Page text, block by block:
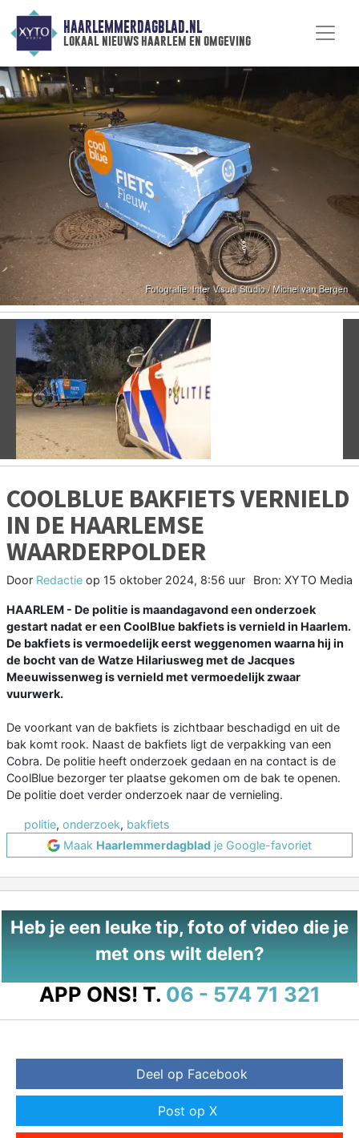
HAARLEMMERDAGBLAD.NL
lokaal nieuws haarlem en omgeving
Vorige
COOLBLUE BAKFIETS VERNIELD
IN DE HAARLEMSE
WAARDERPOLDER
Door Redactie op 15 oktober 2024, 8:56 uur Bron: XYTO Media
HAARLEM - De politie is maandagavond een onderzoek
gestart nadat er een CoolBlue bakfiets is vernield in Haarlem.
De bakfiets is vermoedelijk eerst weggenomen waarna hij in
de bocht van de Watze Hilariusweg met de Jacques
Meeuwissenweg is vernield met vermoedelijk zwaar
vuurwerk.
De voorkant van de bakfiets is zichtbaar beschadigd en uit de
bak komt rook. Naast de bakfiets ligt de verpakking van een
Cobra. De politie heeft onderzoek gedaan en na contact is de
CoolBlue bezorger ter plaatse gekomen om de bak te openen.
De politie doet verder onderzoek naar de vernieling.
politie, onderzoek, bakfiets
Maak Haarlemmerdagblad je Google-favoriet
Heb je een leuke tip, foto of video die je
met ons wilt delen?
APP ONS! T. 06 - 574 71 321
Deel op Facebook
Post op X